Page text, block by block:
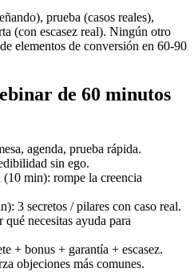
prueba (casos reales),
(con escasez real). Ningún otro
elementos de conversión en 60-90
de 60 minutos
agenda, prueba rápida.
sin ego.
min): rompe la creencia
3 secretos / pilares con caso real.
necesitas ayuda para
+ bonus + garantía + escasez.
objeciones más comunes.